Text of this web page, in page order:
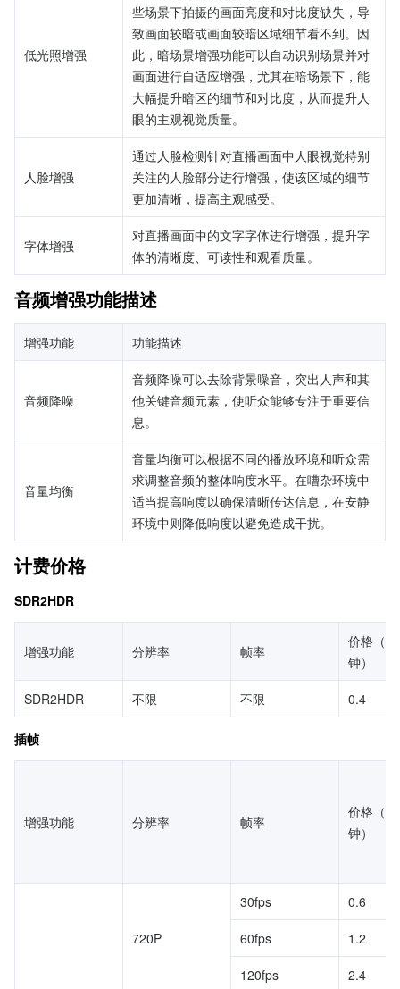
低光照增强
些场景下拍摄的画面亮度和对比度缺失，导
致画面较暗或画面较暗区域细节看不到。因
此，暗场景增强功能可以自动识别场景并对
画面进行自适应增强，尤其在暗场景下，能
大幅提升暗区的细节和对比度，从而提升人
眼的主观视觉质量。
人脸增强
通过人脸检测针对直播画面中人眼视觉特别
关注的人脸部分进行增强，使该区域的细节
更加清晰，提高主观感受。
字体增强
对直播画面中的文字字体进行增强，提升字
体的清晰度、可读性和观看质量。
音频增强功能描述
增强功能 功能描述
音频降噪
音频降噪可以去除背景噪音，突出人声和其
他关键音频元素，使听众能够专注于重要信
息。
音量均衡
音量均衡可以根据不同的播放环境和听众需
求调整音频的整体响度水平。在嘈杂环境中
适当提高响度以确保清晰传达信息，在安静
环境中则降低响度以避免造成干扰。
计费价格
SDR2HDR
增强功能 分辨率 帧率
价格（
钟）
SDR2HDR 不限 不限 0.4
插帧
增强功能 分辨率 帧率
价格（
钟）
720P
30fps 0.6
60fps 1.2
120fps 2.4